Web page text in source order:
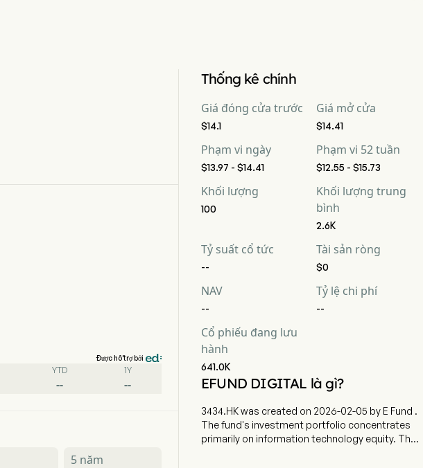
Được hỗ trợ bởi
YTD
--
1Y
--
5 năm
Thống kê chính
Giá đóng cửa trước
$14.1
Giá mở cửa
$14.41
Phạm vi ngày
$13.97 - $14.41
Phạm vi 52 tuần
$12.55 - $15.73
Khối lượng
100
Khối lượng trung
bình
2.6K
Tỷ suất cổ tức
--
Tài sản ròng
$0
NAV
--
Tỷ lệ chi phí
--
Cổ phiếu đang lưu
hành
641.0K
EFUND DIGITAL là gì?
3434.HK was created on 2026-02-05 by E Fund .
The fund's investment portfolio concentrates
primarily on information technology equity. The